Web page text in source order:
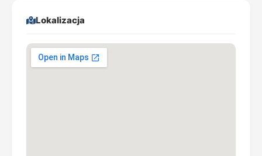
Lokalizacja